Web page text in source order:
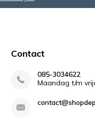
Contact
085-3034622
Maandag t/m